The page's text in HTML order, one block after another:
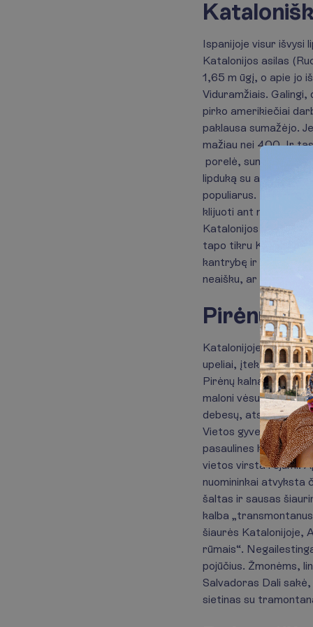
Ispanijoje visur išvysi
Katalonijos asilas
1,65 m ūgį, o apie jo
Viduramžiais.
pirko amerikiečiai
paklausa sumažėjo.
mažiau nei 400. Ir tas
porelė, sumaniusi
lipduką su asilo
populiarus. Kas
klijuoti ant
Katalonijos savitumo
tapo tikru Katalonijos
kantrybę ir mokėjimą
neaišku, ar kas
Pirėnų
Katalonijoje nerasite
upeliai, įtekantys į
Pirėnų kalnai –
maloni vėsuma.
debesų, atskirti
Vietos gyventojų
pasaulines krizes.
vietos virsta rojumi.
nuomininkai atvyksta
šaltas ir sausas
kalba
šiaurės Katalonijoje,
rūmais“.
pojūčius. Žmonėms,
Salvadoras Dali
sietinas su